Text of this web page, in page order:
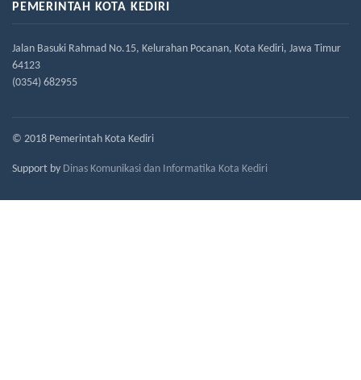
PEMERINTAH KOTA KEDIRI
Jalan Basuki Rahmad No.15, Kelurahan Pocanan, Kota Kediri, Jawa Timur
64123
(0354) 682955
© 2018 Pemerintah Kota Kediri
Support by Dinas Komunikasi dan Informatika Kota Kediri